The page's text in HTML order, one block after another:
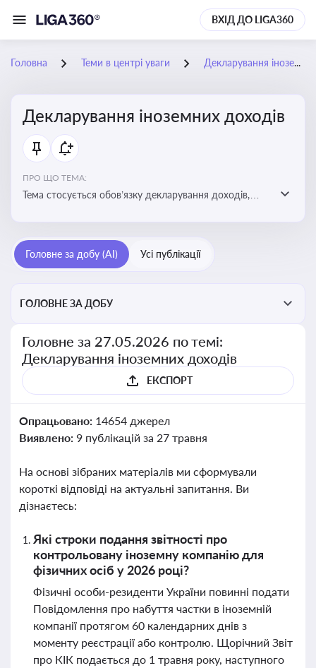
ВХІД ДО LIGA360
Головна Теми в центрі уваги Декларування іноземних доходів
Декларування іноземних доходів
ПРО ЩО ТЕМА:
Тема стосується обов’язку декларування доходів,
уникнення подвійного оподаткування
Головне за добу (AI) Усі публікації
ГОЛОВНЕ ЗА ДОБУ
Головне за 27.05.2026 по темі:
Декларування іноземних доходів
ЕКСПОРТ
Опрацьовано: 14654 джерел
Виявлено: 9 публікацій за 27 травня
На основі зібраних матеріалів ми сформували
короткі відповіді на актуальні запитання. Ви
дізнаєтесь:
Які строки подання звітності про
контрольовану іноземну компанію для
фізичних осіб у 2026 році?
Фізичні особи-резиденти України повинні подати
Повідомлення про набуття частки в іноземній
компанії протягом 60 календарних днів з
моменту реєстрації або контролю. Щорічний Звіт
про КІК подається до 1 травня року, наступного